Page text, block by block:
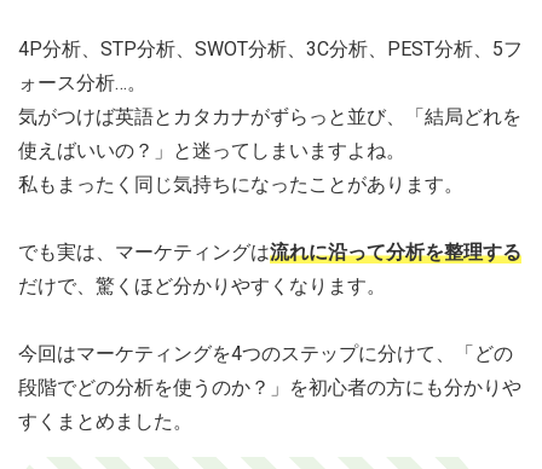
4P分析、STP分析、SWOT分析、3C分析、PEST分析、5フ
ォース分析…。
気がつけば英語とカタカナがずらっと並び、「結局どれを
使えばいいの？」と迷ってしまいますよね。
私もまったく同じ気持ちになったことがあります。
でも実は、マーケティングは流れに沿って分析を整理する
だけで、驚くほど分かりやすくなります。
今回はマーケティングを4つのステップに分けて、「どの
段階でどの分析を使うのか？」を初心者の方にも分かりや
すくまとめました。